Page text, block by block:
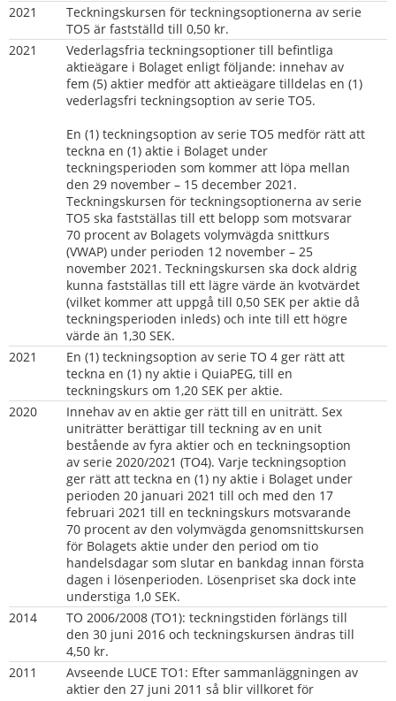
2021
Teckningskursen för teckningsoptionerna av serie
TO5 är fastställd till 0,50 kr.
2021
Vederlagsfria teckningsoptioner till befintliga
aktieägare i Bolaget enligt följande: innehav av
fem (5) aktier medför att aktieägare tilldelas en (1)
vederlagsfri teckningsoption av serie TO5.
En (1) teckningsoption av serie TO5 medför rätt att
teckna en (1) aktie i Bolaget under
teckningsperioden som kommer att löpa mellan
den 29 november – 15 december 2021.
Teckningskursen för teckningsoptionerna av serie
TO5 ska fastställas till ett belopp som motsvarar
70 procent av Bolagets volymvägda snittkurs
(VWAP) under perioden 12 november – 25
november 2021. Teckningskursen ska dock aldrig
kunna fastställas till ett lägre värde än kvotvärdet
(vilket kommer att uppgå till 0,50 SEK per aktie då
teckningsperioden inleds) och inte till ett högre
värde än 1,30 SEK.
2021
En (1) teckningsoption av serie TO 4 ger rätt att
teckna en (1) ny aktie i QuiaPEG, till en
teckningskurs om 1,20 SEK per aktie.
2020
Innehav av en aktie ger rätt till en uniträtt. Sex
uniträtter berättigar till teckning av en unit
bestående av fyra aktier och en teckningsoption
av serie 2020/2021 (TO4). Varje teckningsoption
ger rätt att teckna en (1) ny aktie i Bolaget under
perioden 20 januari 2021 till och med den 17
februari 2021 till en teckningskurs motsvarande
70 procent av den volymvägda genomsnittskursen
för Bolagets aktie under den period om tio
handelsdagar som slutar en bankdag innan första
dagen i lösenperioden. Lösenpriset ska dock inte
understiga 1,0 SEK.
2014
TO 2006/2008 (TO1): teckningstiden förlängs till
den 30 juni 2016 och teckningskursen ändras till
4,50 kr.
2011
Avseende LUCE TO1: Efter sammanläggningen av
aktier den 27 juni 2011 så blir villkoret för